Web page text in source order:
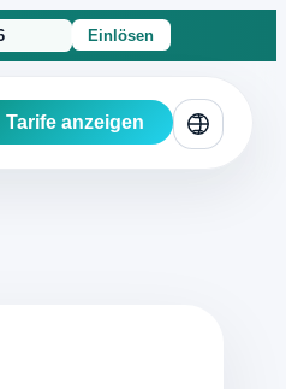
Einlösen
Tarife anzeigen